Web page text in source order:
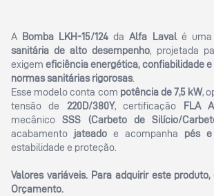
A Bomba LKH-15/124 daAlfa Lavalé uma
sanitária de alto desempenho, projetada
exigemeficiência energética, confiabilidade
normas sanitárias rigorosas.
Esse modelo conta com potência de 7,5 kW,
tensão de 220D/380Y, certificação FLA
mecânicoSSS (Carbeto de Silício/
acabamento jateado e acompanha pés
estabilidade e proteção.
Valores variáveis. Para adquirir este
Orçamento.